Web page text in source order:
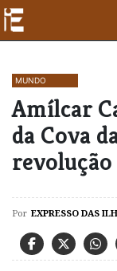
MUNDO
Amílcar
da Cova
Por EXPRESSO DAS